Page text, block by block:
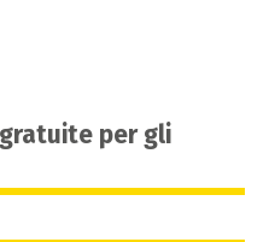
per gli